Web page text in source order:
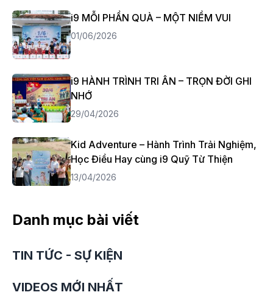
i9 MỖI PHẦN QUÀ – MỘT NIỀM VUI
01/06/2026
i9 HÀNH TRÌNH TRI ÂN – TRỌN ĐỜI GHI
NHỚ
29/04/2026
Kid Adventure – Hành Trình Trải Nghiệm,
Học Điều Hay cùng i9 Quỹ Từ Thiện
13/04/2026
Danh mục bài viết
TIN TỨC - SỰ KIỆN
VIDEOS MỚI NHẤT